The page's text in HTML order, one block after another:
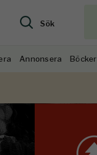
Sök
Annonsera Böcker